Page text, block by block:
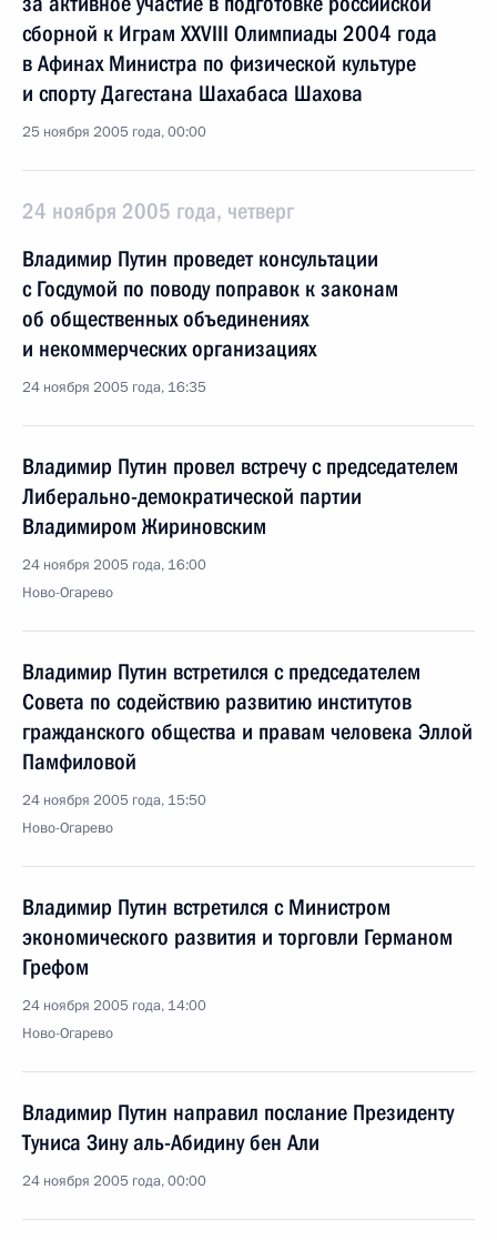
сборной к Играм XXVIII Олимпиады 2004 года
в Афинах Министра по физической культуре
и спорту Дагестана Шахабаса Шахова
25 ноября 2005 года, 00:00
24 ноября 2005 года, четверг
Владимир Путин проведет консультации
с Госдумой по поводу поправок к законам
об общественных объединениях
и некоммерческих организациях
24 ноября 2005 года, 16:35
Владимир Путин провел встречу с председателем
Либерально-демократической партии
Владимиром Жириновским
24 ноября 2005 года, 16:00
Ново-Огарево
Владимир Путин встретился с председателем
Совета по содействию развитию институтов
гражданского общества и правам человека Эллой
Памфиловой
24 ноября 2005 года, 15:50
Ново-Огарево
Владимир Путин встретился с Министром
экономического развития и торговли Германом
Грефом
24 ноября 2005 года, 14:00
Ново-Огарево
Владимир Путин направил послание Президенту
Туниса Зину аль-Абидину бен Али
24 ноября 2005 года, 00:00